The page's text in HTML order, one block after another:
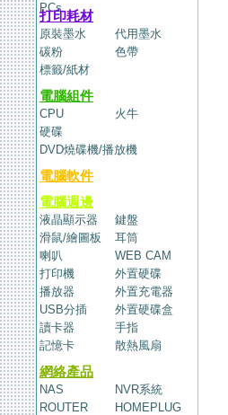
PCs
打印耗材
原裝墨水
代用墨水
碳粉
色帶
標籤/紙材
電腦組件
CPU
火牛
硬碟
DVD燒碟機/播放機
電腦軟件
電腦週邊
液晶顯示器
鍵盤
滑鼠/繪圖板
耳筒
喇叭
WEB CAM
打印機
外置硬碟
播放器
外置充電器
USB分插
外置硬碟盒
讀卡器
手指
記憶卡
散熱風扇
網絡產品
NAS
NVR系統
ROUTER
HOMEPLUG